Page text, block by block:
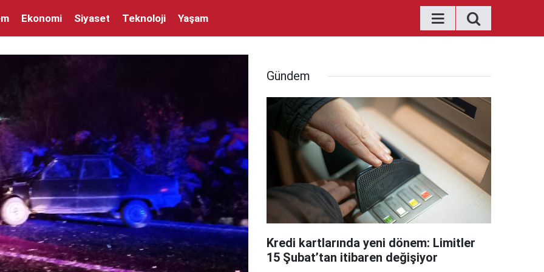
Ekonomi Siyaset Teknoloji Yaşam
Gündem
Kredi kartlarında yeni dönem: Limitler
15 Şubat’tan itibaren değişiyor